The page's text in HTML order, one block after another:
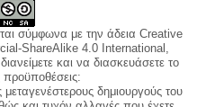
σύμφωνα με την άδεια Creative
ShareAlike 4.0 International,
και να διασκευάσετε το
προϋποθέσεις:
δημιουργούς του